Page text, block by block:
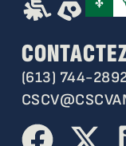
(613) 744-